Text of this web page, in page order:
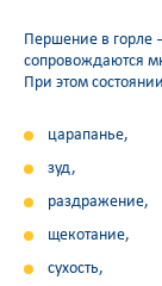
Першение в горле
сопровождаются
При этом
царапанье,
зуд,
раздражение,
щекотание,
сухость,